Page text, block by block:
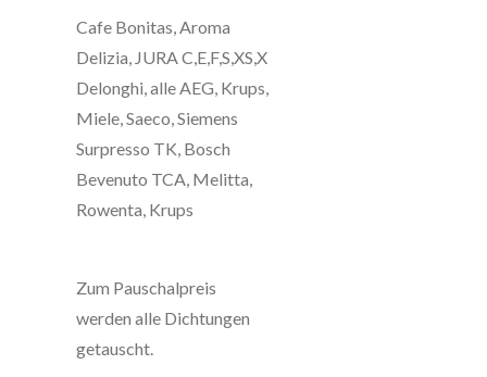
Cafe Bonitas, Aroma
Delizia, JURA C,E,F,S,XS,X
Delonghi, alle AEG, Krups,
Miele, Saeco, Siemens
Surpresso TK, Bosch
Bevenuto TCA, Melitta,
Rowenta, Krups
Zum Pauschalpreis
werden alle Dichtungen
getauscht.